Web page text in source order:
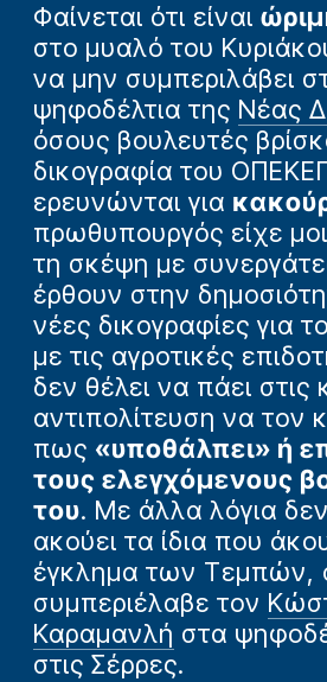
Φαίνεται ότι είναι
στο μυαλό του
να μην συμπεριλάβει
ψηφοδέλτια της Νέας
όσους βουλευτές
δικογραφία του
ερευνώνται για
πρωθυπουργός είχε
τη σκέψη με
έρθουν στην
νέες δικογραφίες για
με τις αγροτικές
δεν θέλει να πάει
αντιπολίτευση να τον
πως «υποθάλπει» ή
τους ελεγχόμενους
του. Με άλλα λόγια
ακούει τα ίδια που
έγκλημα των Τεμπών,
συμπεριέλαβε τον
Καραμανλή στα
στις Σέρρες.